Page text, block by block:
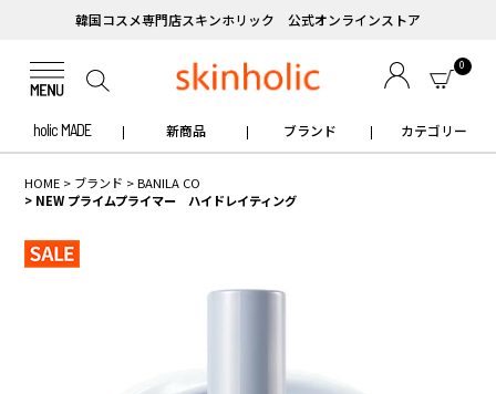
韓国コスメ専門店スキンホリック 公式オンラインストア
0
holic MADE 新商品 ブランド カテゴリー
HOME ブランド
BANILA CO
NEW プライムプライマー ハイドレイティング